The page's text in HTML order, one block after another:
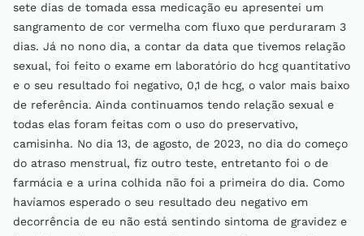
sete dias de tomada essa medicação eu apresentei um
sangramento de cor vermelha com fluxo que perduraram 3
dias. Já no nono dia, a contar da data que tivemos relação
sexual, foi feito o exame em laboratório do hcg quantitativo
e o seu resultado foi negativo, 0,1 de hcg, o valor mais baixo
de referência. Ainda continuamos tendo relação sexual e
todas elas foram feitas com o uso do preservativo,
camisinha. No dia 13, de agosto, de 2023, no dia do começo
do atraso menstrual, fiz outro teste, entretanto foi o de
farmácia e a urina colhida não foi a primeira do dia. Como
havíamos esperado o seu resultado deu negativo em
decorrência de eu não está sentindo sintoma de gravidez e